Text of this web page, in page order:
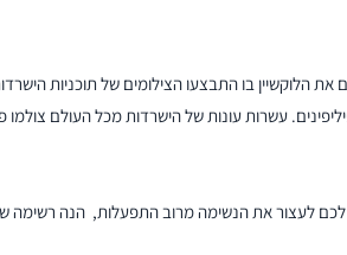
עשרות עונות של הישרדות מכל העולם
לכם לעצור את הנשימה מרוב התפעלות, הנה